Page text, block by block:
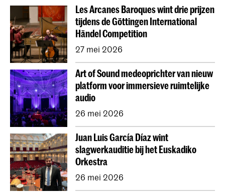
ArtScience
Muziekeducatie
NAIP
Muziektheorie
Dutch National Opera Academy
Universiteit Leiden (PM)
School voor Jong Talent
Jong KC
Koninklijk Conservatorium Dans
Contractonderwijs
Vooropleiding
Onderzoek
Jong KC Muziek
Alle afdelingen
Les Arcanes Baroques wint drie prijzen
tijdens de Göttingen International
Händel Competition
27 mei 2026
Art of Sound medeoprichter van nieuw
platform voor immersieve ruimtelijke
audio
26 mei 2026
Juan Luis García Díaz wint
slagwerkauditie bij het Euskadiko
Orkestra
26 mei 2026